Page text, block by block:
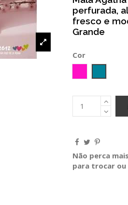
perfurada,
fresco e
Grande
Cor
Não perca
para trocar ou